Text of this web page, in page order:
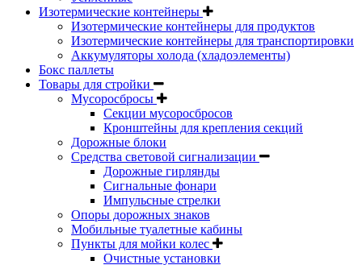
Изотермические контейнеры
Изотермические контейнеры для продуктов
Изотермические контейнеры для транспортировки
Аккумуляторы холода (хладоэлементы)
Бокс паллеты
Товары для стройки
Мусоросбросы
Секции мусоросбросов
Кронштейны для крепления секций
Дорожные блоки
Средства световой сигнализации
Дорожные гирлянды
Сигнальные фонари
Импульсные стрелки
Опоры дорожных знаков
Мобильные туалетные кабины
Пункты для мойки колес
Очистные установки